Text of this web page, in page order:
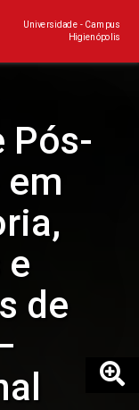
Universidade - Campus
Higienópolis
Pós-
em
e
de